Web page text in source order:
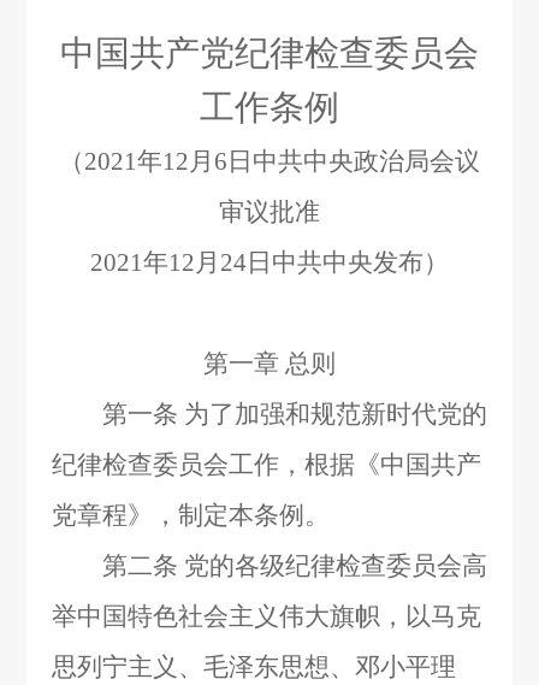
中国共产党纪律检查委员会
工作条例
（2021年12月 6 日中共中央政治局会议
审议批准
2021年12月 24日中共中央发布）
第一章 总则
第一条 为了加强和规范新时代党的
纪律检查委员会工作，根据《中国共产
党章程》，制定本条例。
第二条 党的各级纪律检查委员会高
举中国特色社会主义伟大旗帜，以马克
思列宁主义、毛泽东思想、邓小平理